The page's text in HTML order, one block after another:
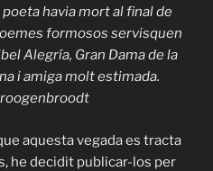
havia mort al final de
formosos servisquen
Alegría, Gran Dama de la
i amiga molt estimada.
aquesta vegada es tracta
he decidit publicar-los per